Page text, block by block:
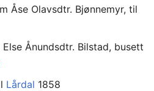
Åse Olavsdtr. Bjønnemyr, til
Ånundsdtr. Bilstad, busett
Lårdal 1858